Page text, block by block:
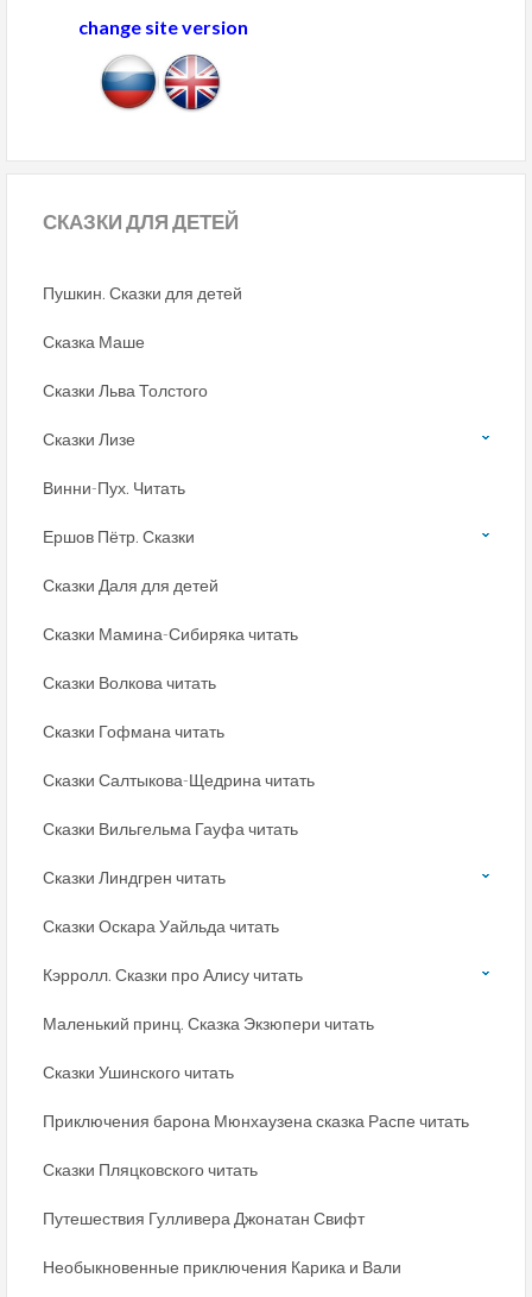
change site version
СКАЗКИДЛЯ ДЕТЕЙ
Пушкин. Сказки для детей
Сказка Маше
Сказки Льва Толстого
Сказки Лизе
Винни-Пух. Читать
Ершов Пётр. Сказки
Сказки Даля для детей
Сказки Мамина-Сибиряка читать
Сказки Волкова читать
Сказки Гофмана читать
Сказки Салтыкова-Щедрина читать
Сказки Вильгельма Гауфа читать
Сказки Линдгрен читать
Сказки Оскара Уайльда читать
Кэрролл. Сказки про Алису читать
Маленький принц. Сказка Экзюпери читать
Сказки Ушинского читать
Приключения барона Мюнхаузена сказка Распе читать
Сказки Пляцковского читать
Путешествия Гулливера Джонатан Свифт
Необыкновенные приключения Карика и Вали